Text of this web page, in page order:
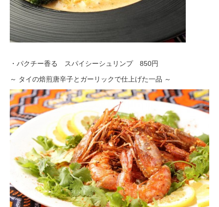
・パクチー香る スパイシーシュリンプ 850円
～ タイの焙煎唐辛子とガーリックで仕上げた一品 ～